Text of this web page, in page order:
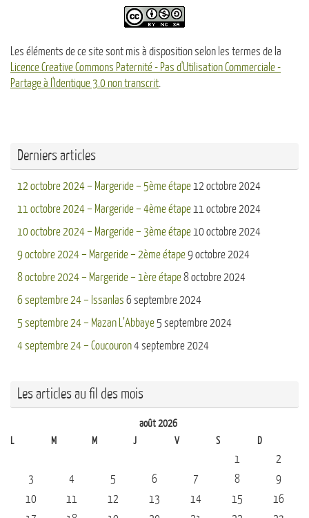
Les éléments de ce site sont mis à disposition selon les termes de la
Licence Creative Commons Paternité - Pas d'Utilisation Commerciale -
Partage à l'Identique 3.0 non transcrit
Derniers articles
12 octobre 2024 – Margeride – 5ème étape 12 octobre 2024
11 octobre 2024 – Margeride – 4ème étape 11 octobre 2024
10 octobre 2024 – Margeride – 3ème étape 10 octobre 2024
9 octobre 2024 – Margeride – 2ème étape9 octobre 2024
8 octobre 2024 – Margeride – 1ère étape8 octobre 2024
6 septembre 24 – Issanlas 6 septembre 2024
5 septembre 24 – Mazan L’Abbaye 5 septembre 2024
4 septembre 24 – Coucouron4 septembre 2024
Les articles au fil des mois
août 2026
L
M M J V S D
1
2
3
4 5 6 7 8
9
10
11 12 13 14 15
16